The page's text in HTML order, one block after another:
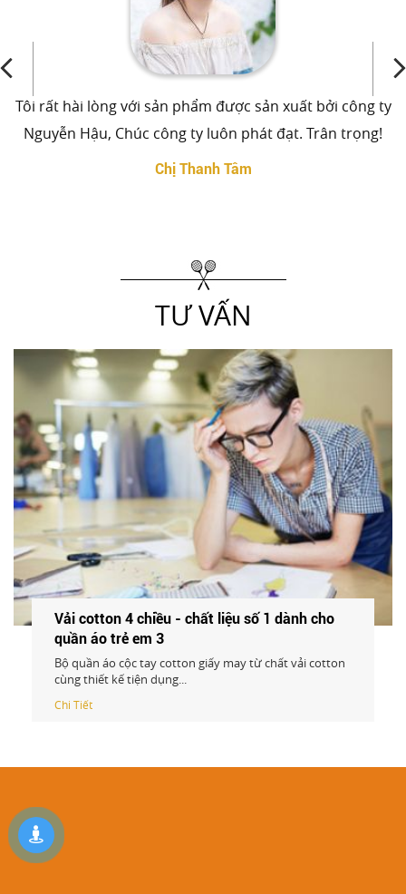
Tôi rất hài lòng với sản phẩm được sản xuất bởi công ty
Nguyễn Hậu, Chúc công ty luôn phát đạt. Trân trọng!
Chị Thanh Tâm
TƯ VẤN
Vải cotton 4 chiều - chất liệu số 1 dành cho
quần áo trẻ em
Bộ quần áo cộc tay cotton giấy may từ chất vải cotton
cùng thiết kế tiện dụng...
Chi Tiết